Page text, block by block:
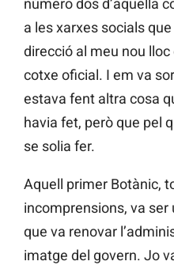
número dos d’aquella
a les xarxes socials
direcció al meu nou
cotxe oficial. I em va
estava fent altra cosa
havia fet, però que pel
se solia fer.
Aquell primer Botànic,
incomprensions, va ser
que va renovar
imatge del govern. Jo